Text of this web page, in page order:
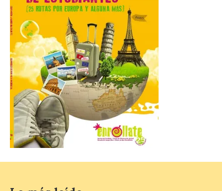
Incide en que el eclipse se
verá desde múltiples
puntos de la ciudad, por lo
que no será necesario
desplazarse y se
recomienda no acudir a Gijón/Xixón en
coche ni usarlo ese día. Los accesos a
la Campa Torres y La […]
La decimonovena
fotografía de León de…
viaje nos llega desde la